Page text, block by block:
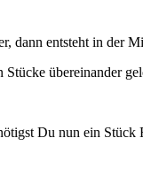
dann entsteht in der
übereinander
Du nun ein